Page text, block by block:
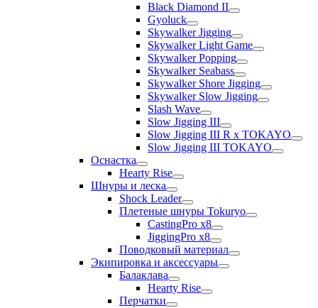
Black Diamond II
Gyoluck
Skywalker Jigging
Skywalker Light Game
Skywalker Popping
Skywalker Seabass
Skywalker Shore Jigging
Skywalker Slow Jigging
Slash Wave
Slow Jigging III
Slow Jigging III R x TOKAYO
Slow Jigging III TOKAYO
Оснастка
Hearty Rise
Шнуры и леска
Shock Leader
Плетеные шнуры Tokuryo
CastingPro x8
JiggingPro x8
Поводковый материал
Экипировка и аксессуары
Балаклава
Hearty Rise
Перчатки